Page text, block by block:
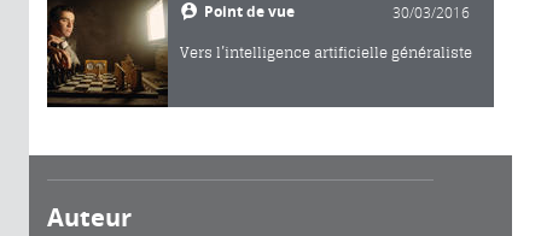
Point de vue 30/03/2016
Vers l’intelligence artificielle généraliste
Auteur